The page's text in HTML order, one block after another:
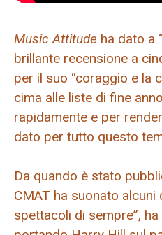
Music Attitude ha dato a
brillante recensione a
per il suo “coraggio e la
cima alle liste di fine
rapidamente e per
dato per tutto questo
Da quando è stato
CMAT ha suonato alcuni
spettacoli di sempre”,